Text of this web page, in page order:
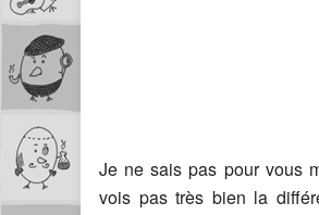
Je ne sais pas pour vous
vois pas très bien la